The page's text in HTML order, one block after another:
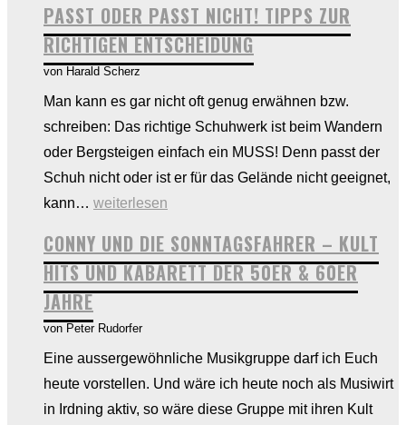
Outdoortag
bei
Landmarkt
KG
–
Eine
Woche
voller
PASST ODER PASST NICHT! TIPPS ZUR
RICHTIGEN ENTSCHEIDUNG
von Harald Scherz
Man kann es gar nicht oft genug erwähnen bzw.
schreiben: Das richtige Schuhwerk ist beim Wandern
oder Bergsteigen einfach ein MUSS! Denn passt der
Schuh nicht oder ist er für das Gelände nicht geeignet,
kann… Passt
passt
nicht!
zur
richtigen
Entscheidung
weiterlesen
CONNY UND DIE SONNTAGSFAHRER – KULT
HITS UND KABARETT DER 50ER & 60ER
JAHRE
von Peter Rudorfer
Eine aussergewöhnliche Musikgruppe darf ich Euch
heute vorstellen. Und wäre ich heute noch als Musiwirt
in Irdning aktiv, so wäre diese Gruppe mit ihren Kult